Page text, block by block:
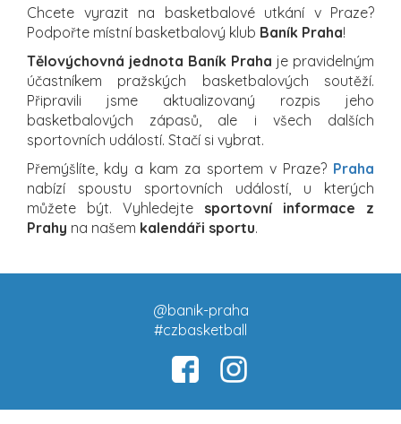
Chcete vyrazit na basketbalové utkání v Praze?
Podpořte místní basketbalový klub Baník Praha!
Tělovýchovná jednota Baník Praha je pravidelným
účastníkem pražských basketbalových soutěží.
Připravili jsme aktualizovaný rozpis jeho
basketbalových zápasů, ale i všech dalších
sportovních událostí. Stačí si vybrat.
Přemýšlíte, kdy a kam za sportem v Praze? Praha
nabízí spoustu sportovních událostí, u kterých
můžete být. Vyhledejte sportovní informace z
Prahy na našem kalendáři sportu.
@banik-praha
#czbasketball